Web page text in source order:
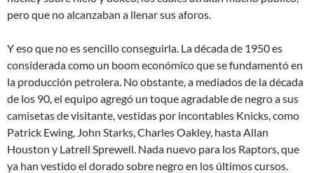
pero que no alcanzaban a llenar sus aforos.
Y eso que no es sencillo conseguirla. La década de 1950 es
considerada como un boom económico que se fundamentó en
la producción petrolera. No obstante, a mediados de la década
de los 90, el equipo agregó un toque agradable de negro a sus
camisetas de visitante, vestidas por incontables Knicks, como
Patrick Ewing, John Starks, Charles Oakley, hasta Allan
Houston y Latrell Sprewell. Nada nuevo para los Raptors, que
ya han vestido el dorado sobre negro en los últimos cursos.